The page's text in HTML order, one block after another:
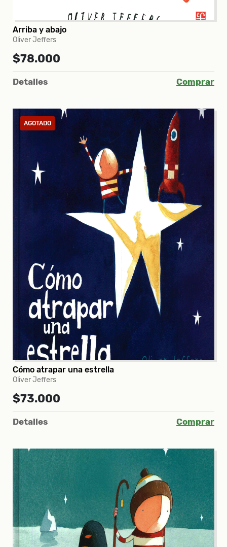
Arriba y abajo
Oliver Jeffers
$78.000
Detalles Comprar
AGOTADO
Cómo atrapar una estrella
Oliver Jeffers
$73.000
Detalles Comprar